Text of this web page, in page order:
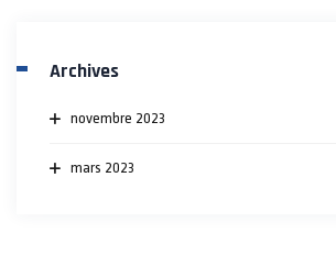
Archives
novembre 2023
mars 2023